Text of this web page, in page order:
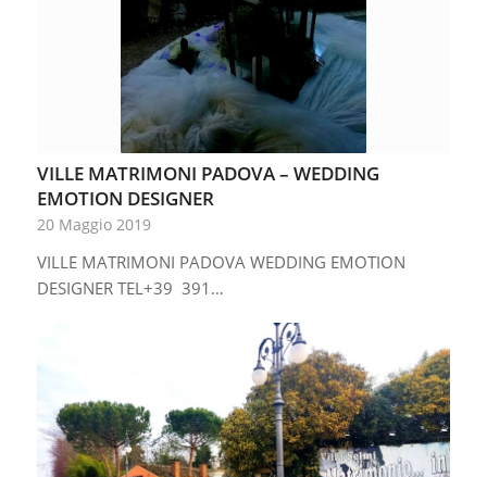
VILLE MATRIMONI PADOVA – WEDDING
EMOTION DESIGNER
20 Maggio 2019
VILLE MATRIMONI PADOVA WEDDING EMOTION
DESIGNER TEL+39 391…